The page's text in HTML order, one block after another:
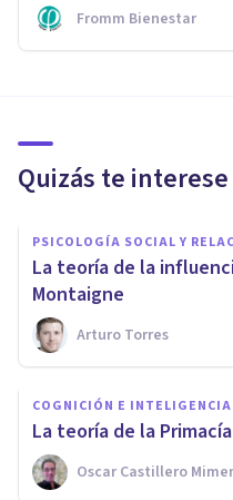
Fromm Bienestar
Quizás te interese
PSICOLOGÍA SOCIAL Y
La teoría de la
Montaigne
Arturo Torres
COGNICIÓN E INTELIGENCIA
​La teoría de la
Oscar Castillero